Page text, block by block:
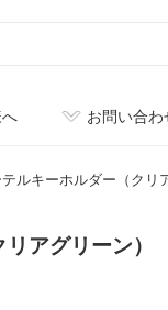
お問い合わ
テルキーホルダー（クリ
アグリーン）